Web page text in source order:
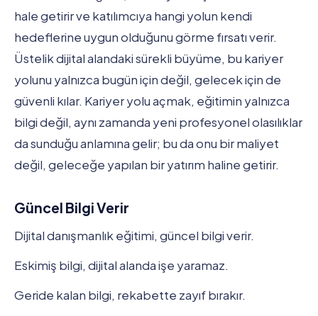
hale getirir ve katılımcıya hangi yolun kendi
hedeflerine uygun olduğunu görme fırsatı verir.
Üstelik dijital alandaki sürekli büyüme, bu kariyer
yolunu yalnızca bugün için değil, gelecek için de
güvenli kılar. Kariyer yolu açmak, eğitimin yalnızca
bilgi değil, aynı zamanda yeni profesyonel olasılıklar
da sunduğu anlamına gelir; bu da onu bir maliyet
değil, geleceğe yapılan bir yatırım haline getirir.
Güncel Bilgi Verir
Dijital danışmanlık eğitimi, güncel bilgi verir.
Eskimiş bilgi, dijital alanda işe yaramaz.
Geride kalan bilgi, rekabette zayıf bırakır.